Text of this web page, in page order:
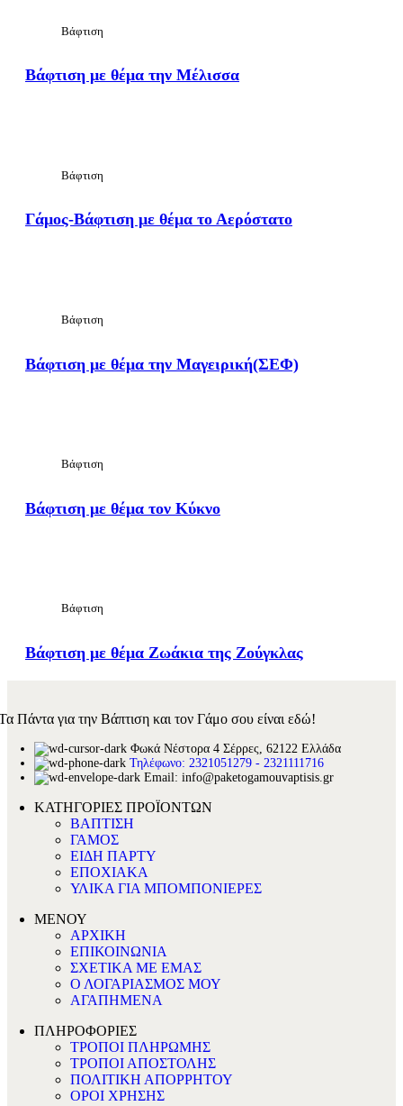
Βάφτιση
Βάφτιση με θέμα την Μέλισσα
Βάφτιση
Γάμος-Βάφτιση με θέμα το Αερόστατο
Βάφτιση
Βάφτιση με θέμα την Μαγειρική(ΣΕΦ)
Βάφτιση
Βάφτιση με θέμα τον Κύκνο
Βάφτιση
Βάφτιση με θέμα Ζωάκια της Ζούγκλας
Πάντα για την Βάπτιση και τον Γάμο σου είναι εδώ!
Φωκά Νέστορα 4 Σέρρες, 62122 Ελλάδα
Τηλέφωνο: 2321051279 - 2321111716
Email: info@paketogamouvaptisis.gr
ΚΑΤΗΓΟΡΙΕΣ ΠΡΟΪΟΝΤΩΝ
ΒΑΠΤΙΣΗ
ΓΑΜΟΣ
ΕΙΔΗ ΠΑΡΤΥ
ΕΠΟΧΙΑΚΑ
ΥΛΙΚΑ ΓΙΑ ΜΠΟΜΠΟΝΙΕΡΕΣ
ΜΕΝΟΥ
ΑΡΧΙΚΗ
ΕΠΙΚΟΙΝΩΝΙΑ
ΣΧΕΤΙΚΑ ΜΕ ΕΜΑΣ
Ο ΛΟΓΑΡΙΑΣΜΟΣ ΜΟΥ
ΑΓΑΠΗΜΕΝΑ
ΠΛΗΡΟΦΟΡΙΕΣ
ΤΡΟΠΟΙ ΠΛΗΡΩΜΗΣ
ΤΡΟΠΟΙ ΑΠΟΣΤΟΛΗΣ
ΠΟΛΙΤΙΚΗ ΑΠΟΡΡΗΤΟΥ
ΟΡΟΙ ΧΡΗΣΗΣ